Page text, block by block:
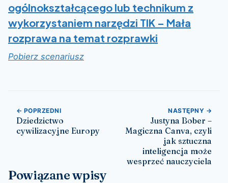
ogólnokształcącego lub technikum z
wykorzystaniem narzędzi TIK – Mała
rozprawa na temat rozprawki
Pobierz scenariusz
Nawigacja wpisu
← POPRZEDNI
Dziedzictwo
cywilizacyjne Europy
NASTĘPNY →
Justyna Bober –
Magiczna Canva, czyli
jak sztuczna
inteligencja może
wesprzeć nauczyciela
Powiązane wpisy